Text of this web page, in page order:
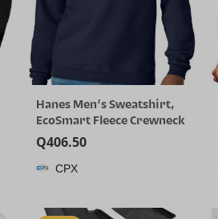
Hanes Men’s Sweatshirt,
EcoSmart Fleece Crewneck
Sweatshirt, Big & Tall
Available, 1 or 2-Pack
Q406.50
CPX